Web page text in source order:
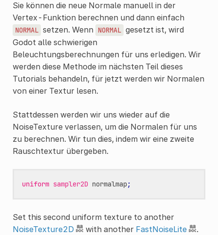
Sie können die neue Normale manuell in der
Vertex-Funktion berechnen und dann einfach
NORMAL setzen. Wenn NORMAL gesetzt ist, wird
Godot alle schwierigen
Beleuchtungsberechnungen für uns erledigen. Wir
werden diese Methode im nächsten Teil dieses
Tutorials behandeln, für jetzt werden wir Normalen
von einer Textur lesen.
Stattdessen werden wir uns wieder auf die
NoiseTexture verlassen, um die Normalen für uns
zu berechnen. Wir tun dies, indem wir eine zweite
Rauschtextur übergeben.
uniform sampler2D normalmap;
Set this second uniform texture to another
NoiseTexture2D
with another FastNoiseLite
.